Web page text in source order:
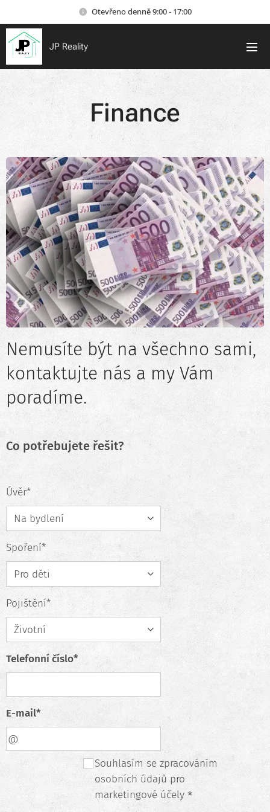
Otevřeno denně 9:00 - 17:00
JP Reality
Finance
Nemusíte být na všechno sami,
kontaktujte nás a my Vám
poradíme.
Co potřebujete řešit?
Úvěr*
Spoření*
Pojištění*
Telefonní číslo*
E-mail*
Souhlasím se zpracováním
osobních údajů pro
marketingové účely